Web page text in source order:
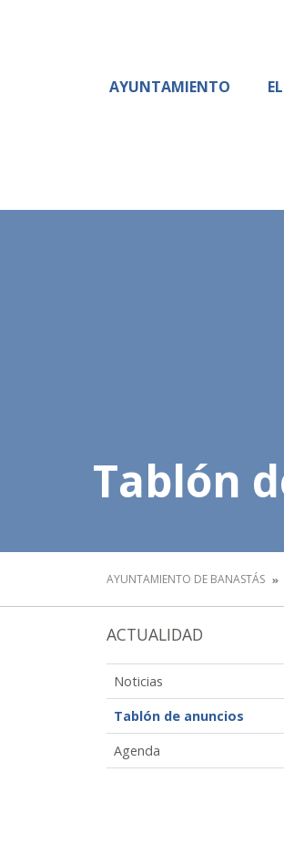
AYUNTAMIENTO
Tablón
AYUNTAMIENTO DE BANASTÁS
ACTUALIDAD
Noticias
Tablón de anuncios
Agenda